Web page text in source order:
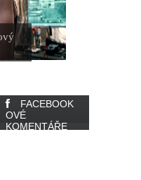
FACEBOOK
OVÉ
KOMENTÁŘE